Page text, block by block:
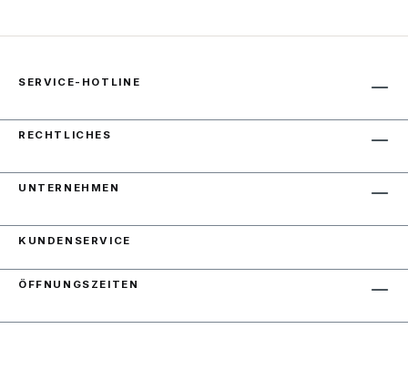
SERVICE-HOTLINE
RECHTLICHES
UNTERNEHMEN
KUNDENSERVICE
ÖFFNUNGSZEITEN